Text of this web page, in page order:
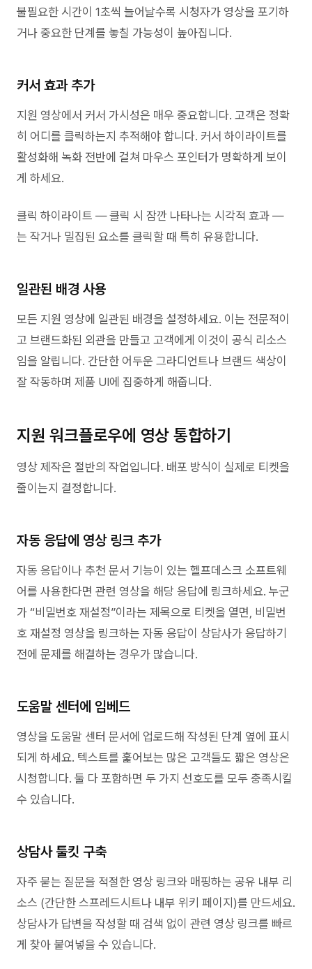
불필요한 시간이 1초씩 늘어날수록 시청자가 영상을 포기하
거나 중요한 단계를 놓칠 가능성이 높아집니다.
커서 효과 추가
지원 영상에서 커서 가시성은 매우 중요합니다. 고객은 정확
히 어디를 클릭하는지 추적해야 합니다. 커서 하이라이트를
활성화해 녹화 전반에 걸쳐 마우스 포인터가 명확하게 보이
게 하세요.
클릭 하이라이트 — 클릭 시 잠깐 나타나는 시각적 효과 —
는 작거나 밀집된 요소를 클릭할 때 특히 유용합니다.
일관된 배경 사용
모든 지원 영상에 일관된 배경을 설정하세요. 이는 전문적이
고 브랜드화된 외관을 만들고 고객에게 이것이 공식 리소스
임을 알립니다. 간단한 어두운 그라디언트나 브랜드 색상이
잘 작동하며 제품 UI에 집중하게 해줍니다.
지원 워크플로우에 영상 통합하기
영상 제작은 절반의 작업입니다. 배포 방식이 실제로 티켓을
줄이는지 결정합니다.
자동 응답에 영상 링크 추가
자동 응답이나 추천 문서 기능이 있는 헬프데스크 소프트웨
어를 사용한다면 관련 영상을 해당 응답에 링크하세요. 누군
가 “비밀번호 재설정”이라는 제목으로 티켓을 열면, 비밀번
호 재설정 영상을 링크하는 자동 응답이 상담사가 응답하기
전에 문제를 해결하는 경우가 많습니다.
도움말 센터에 임베드
영상을 도움말 센터 문서에 업로드해 작성된 단계 옆에 표시
되게 하세요. 텍스트를 훑어보는 많은 고객들도 짧은 영상은
시청합니다. 둘 다 포함하면 두 가지 선호도를 모두 충족시킬
수 있습니다.
상담사 툴킷 구축
자주 묻는 질문을 적절한 영상 링크와 매핑하는 공유 내부 리
소스 (간단한 스프레드시트나 내부 위키 페이지)를 만드세요.
상담사가 답변을 작성할 때 검색 없이 관련 영상 링크를 빠르
게 찾아 붙여넣을 수 있습니다.